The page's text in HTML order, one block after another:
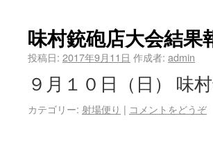
味村銃砲店大会結果
投稿日: 2017年9月11日 作成者: admin
９月１０日（日） 味
カテゴリー: 射場便り | コメントをどうぞ